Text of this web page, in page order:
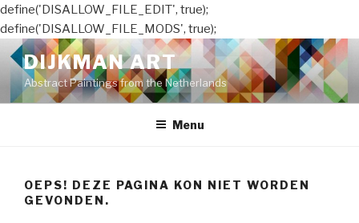
define('DISALLOW_FILE_EDIT', true);
define('DISALLOW_FILE_MODS', true);
Naar
de
inhoud
springen
DIJKMAN ART
Abstract Paintings from the Netherlands
Menu
OEPS! DEZE PAGINA KON NIET WORDEN
GEVONDEN.